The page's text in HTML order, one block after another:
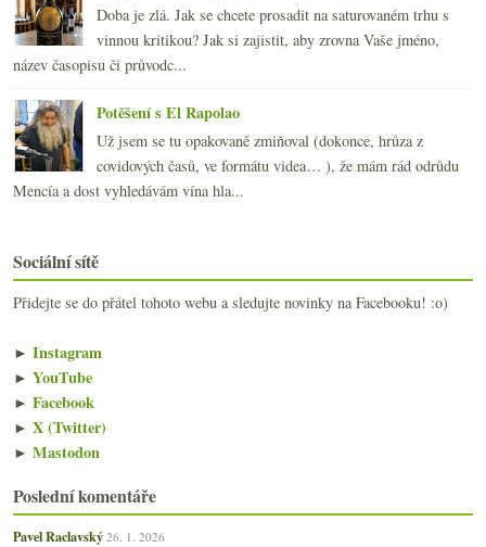
Doba je zlá. Jak se chcete prosadit na saturovaném trhu s
vinnou kritikou? Jak si zajistit, aby zrovna Vaše jméno,
název časopisu či průvodc...
Potěšení s El Rapolao
Už jsem se tu opakovaně zmiňoval (dokonce, hrůza z
covidových časů, ve formátu videa… ), že mám rád odrůdu
Mencía a dost vyhledávám vína hla...
Sociální sítě
Přidejte se do přátel tohoto webu a sledujte novinky na Facebooku! :o)
► Instagram
► YouTube
► Facebook
► X (Twitter)
► Mastodon
Poslední komentáře
Pavel Raclavský 26. 1. 2026